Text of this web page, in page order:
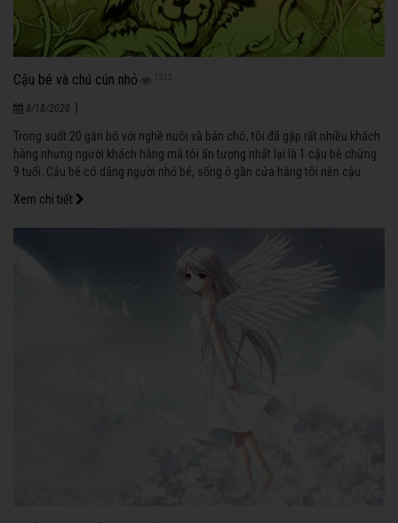
Cậu bé và chú cún nhỏ
8/18/2020
Trong suốt 20 gắn bó với nghề nuôi và bán chó, tôi đã gặp rất nhiều khách
hàng nhưng người khách hàng mà tôi ấn tượng nhất lại là 1 cậu bé chừng
9 tuổi. Cậu bé có dáng người nhỏ bé, sống ở gần cửa hàng tôi nên cậu
thường ghé qua cửa hàng, ngắm nhìn và chơi với những con cún ở đây.
Xem chi tiết